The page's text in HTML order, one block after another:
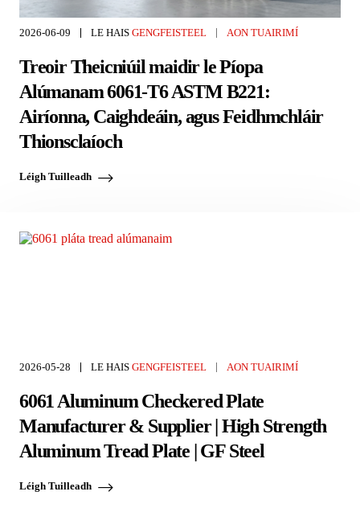
2026-06-09 LE HAIS GENGFEISTEEL AON TUAIRIMÍ
Treoir Theicniúil maidir le Píopa
Alúmanam 6061-T6 ASTM B221:
Airíonna, Caighdeáin, agus Feidhmchláir
Thionsclaíoch
Léigh Tuilleadh
2026-05-28 LE HAIS GENGFEISTEEL AON TUAIRIMÍ
6061 Aluminum Checkered Plate
Manufacturer & Supplier | High Strength
Aluminum Tread Plate | GF Steel
Léigh Tuilleadh